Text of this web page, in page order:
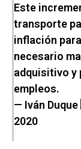
Este
transporte
inflación
necesario
adquisitivo y
empleos.
— Iván
2020